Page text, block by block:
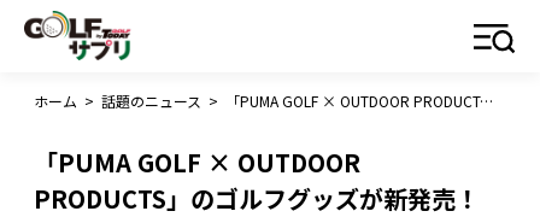
ホーム > 話題のニュース > 「PUMA GOLF × OUTDOOR PRODUCTS」のゴルフグッズが新発売！
「PUMA GOLF × OUTDOOR
PRODUCTS」のゴルフグッズが新発売！